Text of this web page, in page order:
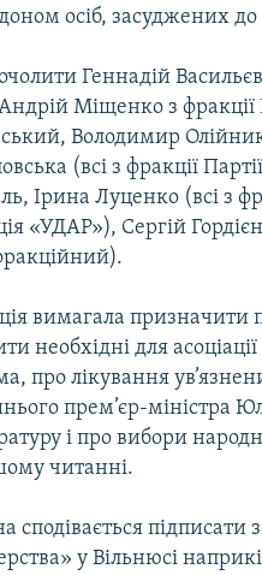
осіб, засуджених до
Геннадій
Міщенко з
Володимир
(всі з фракції
Ірина Луценко (всі з
«УДАР»), Сергій
вимагала призначити
необхідні для
про лікування
прем’єр-міністра
і про вибори
читанні.
сподівається підписати
у Вільнюсі